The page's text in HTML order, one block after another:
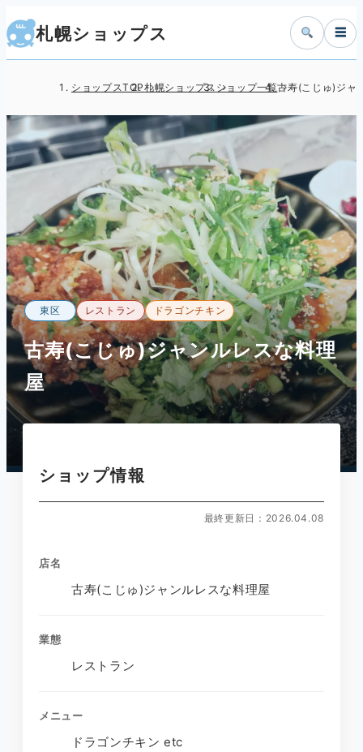
札幌ショップス ☰
ショップスTOP札幌ショップス ショップ一覧古寿(こじゅ)ジャ
東区 レストラン ドラゴンチキン
古寿(こじゅ)ジャンルレスな料理
屋
ショップ情報
最終更新日：2026.04.08
店名
古寿(こじゅ)ジャンルレスな料理屋
業態
レストラン
メニュー
ドラゴンチキン etc